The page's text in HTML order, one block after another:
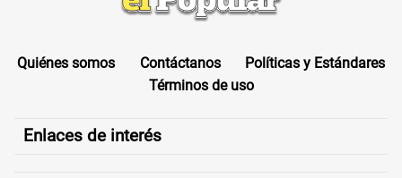
Quiénes somos Contáctanos
Políticas y Estándares
Términos de uso
Enlaces de interés